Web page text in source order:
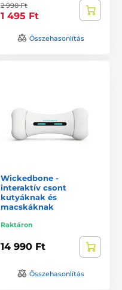
2 990 Ft
1 495 Ft
Összehasonlítás
Wickedbone -
interaktív csont
kutyáknak és
macskáknak
Raktáron
14 990 Ft
Összehasonlítás